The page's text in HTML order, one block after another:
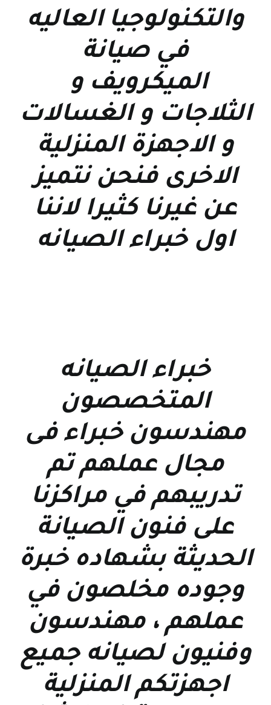
والتكنولوجيا العاليه
في صيانة
الميكرويف و
الثلاجات و الغسالات
و الاجهزة المنزلية
الاخرى فنحن نتميز
عن غيرنا كثيرا لاننا
اول خبراء الصيانه
خبراء الصيانه
المتخصصون
مهندسون خبراء فى
مجال عملهم تم
تدريبهم في مراكزنا
على فنون الصيانة
الحديثة بشهاده خبرة
وجوده مخلصون في
عملهم ، مهندسون
وفنيون لصيانه جميع
اجهزتكم المنزلية